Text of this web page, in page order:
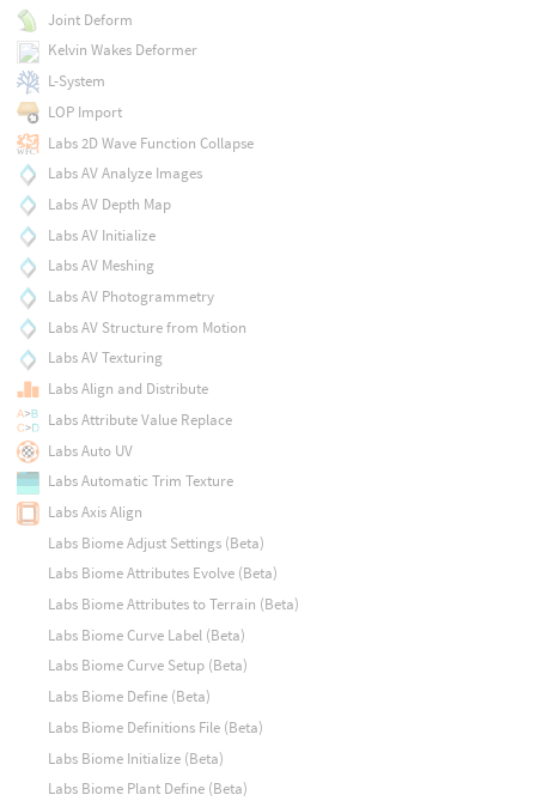
Joint Deform
Kelvin Wakes Deformer
L-System
LOP Import
Labs 2D Wave Function Collapse
Labs AV Analyze Images
Labs AV Depth Map
Labs AV Initialize
Labs AV Meshing
Labs AV Photogrammetry
Labs AV Structure from Motion
Labs AV Texturing
Labs Align and Distribute
Labs Attribute Value Replace
Labs Auto UV
Labs Automatic Trim Texture
Labs Axis Align
Labs Biome Adjust Settings (Beta)
Labs Biome Attributes Evolve (Beta)
Labs Biome Attributes to Terrain (Beta)
Labs Biome Curve Label (Beta)
Labs Biome Curve Setup (Beta)
Labs Biome Define (Beta)
Labs Biome Definitions File (Beta)
Labs Biome Initialize (Beta)
Labs Biome Plant Define (Beta)